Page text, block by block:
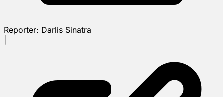
Reporter: Darlis Sinatra